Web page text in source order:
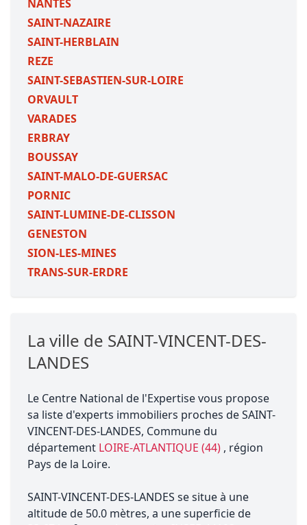
NANTES
SAINT-NAZAIRE
SAINT-HERBLAIN
REZE
SAINT-SEBASTIEN-SUR-LOIRE
ORVAULT
VARADES
ERBRAY
BOUSSAY
SAINT-MALO-DE-GUERSAC
PORNIC
SAINT-LUMINE-DE-CLISSON
GENESTON
SION-LES-MINES
TRANS-SUR-ERDRE
La ville de SAINT-VINCENT-DES-
LANDES
Le Centre National de l'Expertise vous propose
sa liste d'experts immobiliers proches de SAINT-
VINCENT-DES-LANDES, Commune du
département LOIRE-ATLANTIQUE (44) , région
Pays de la Loire.
SAINT-VINCENT-DES-LANDES se situe à une
altitude de 50.0 mètres, a une superficie de